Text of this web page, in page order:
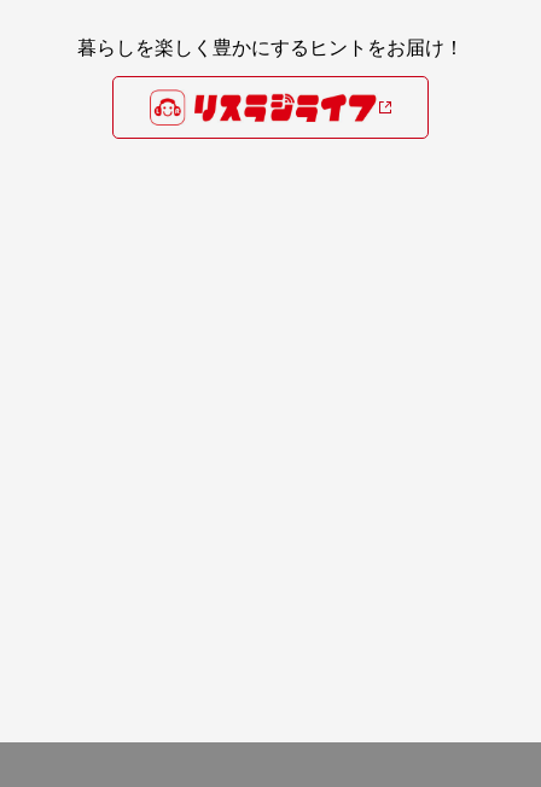
暮らしを楽しく豊かにするヒントをお届け！